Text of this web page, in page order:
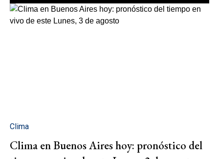
Clima
Clima en Buenos Aires hoy: pronóstico del